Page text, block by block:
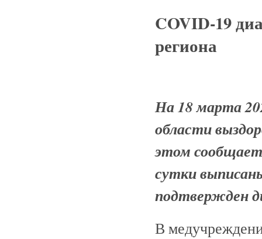
COVID-19
региона
На 18 марта
области
этом сообщает
сутки
подтвержден
В